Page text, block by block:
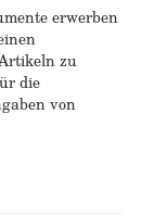
erwerben
zu
die
von